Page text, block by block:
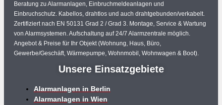
Beratung zu Alarmanlagen, Einbruchmeldeanlagen und
Einbruchschutz. Kabellos, drahtlos und auch drahtgebunden/verkabelt.
Zertifiziert nach EN 50131 Grad 2 / Grad 3. Montage, Service & Wartung
von Alarmsystemen. Aufschaltung auf 24/7 Alarmzentrale möglich.
Angebot & Preise für Ihr Objekt (Wohnung, Haus, Büro,
Gewerbe/Geschäft, Wärmepumpe, Wohnmobil, Wohnwagen & Boot).
Unsere Einsatzgebiete
Alarmanlagen in Berlin
Alarmanlagen in Wien